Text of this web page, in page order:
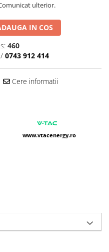
ulterior.
IN COS
460
/ 0743 912 414
Cere informatii
www.vtacenergy.ro